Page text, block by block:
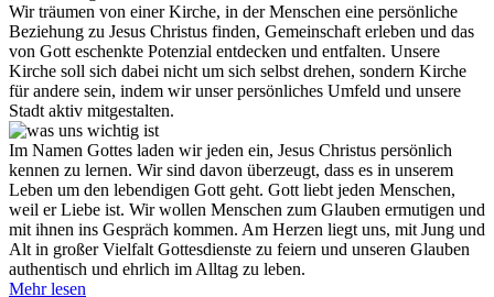
Wir träumen von einer Kirche, in der Menschen eine persönliche
Beziehung zu Jesus Christus finden, Gemeinschaft erleben und das
von Gott eschenkte Potenzial entdecken und entfalten. Unsere
Kirche soll sich dabei nicht um sich selbst drehen, sondern Kirche
für andere sein, indem wir unser persönliches Umfeld und unsere
Stadt aktiv mitgestalten.
Im Namen Gottes laden wir jeden ein, Jesus Christus persönlich
kennen zu lernen. Wir sind davon überzeugt, dass es in unserem
Leben um den lebendigen Gott geht. Gott liebt jeden Menschen,
weil er Liebe ist. Wir wollen Menschen zum Glauben ermutigen und
mit ihnen ins Gespräch kommen. Am Herzen liegt uns, mit Jung und
Alt in großer Vielfalt Gottesdienste zu feiern und unseren Glauben
authentisch und ehrlich im Alltag zu leben.
Mehr lesen